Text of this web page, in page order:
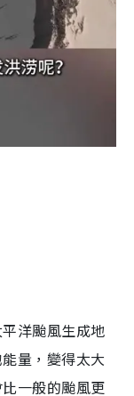
洋颱風生成地
量，變得太大
一般的颱風更